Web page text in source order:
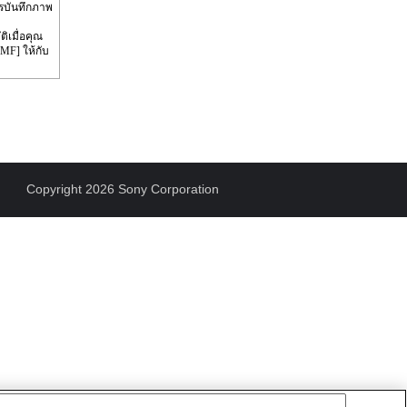
บันทึกภาพ
ติเมื่อคุณ
ให้กับ
Copyright 2026 Sony Corporation